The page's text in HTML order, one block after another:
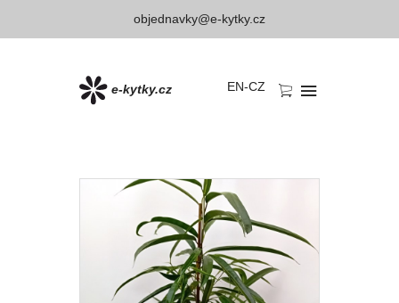
objednavky@e-kytky.cz
e-kytky.cz EN-CZ